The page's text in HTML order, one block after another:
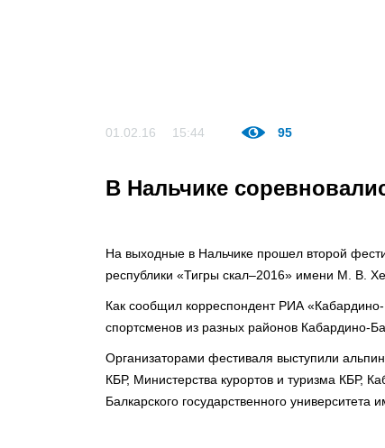
01.02.16 15:44 95
В Нальчике
На выходные в Нальчике прошел второй
республики «Тигры скал–2016» имени М. В.
Как сообщил корреспондент РИА
спортсменов из разных районов Кабардино-
Организаторами фестиваля выступили
КБР, Министерства курортов и туризма КБР,
Балкарского государственного университета